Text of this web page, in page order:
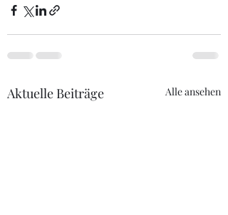
Aktuelle Beiträge Alle ansehen